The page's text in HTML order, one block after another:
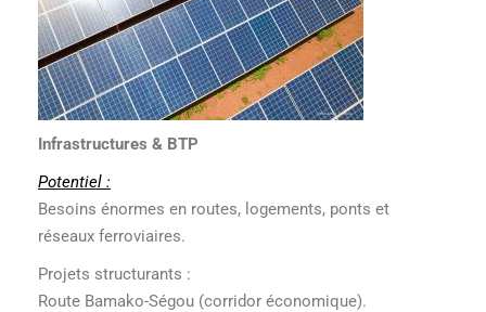
Infrastructures & BTP
Potentiel :
Besoins énormes en routes, logements, ponts et
réseaux ferroviaires.
Projets structurants :
Route Bamako-Ségou (corridor économique).